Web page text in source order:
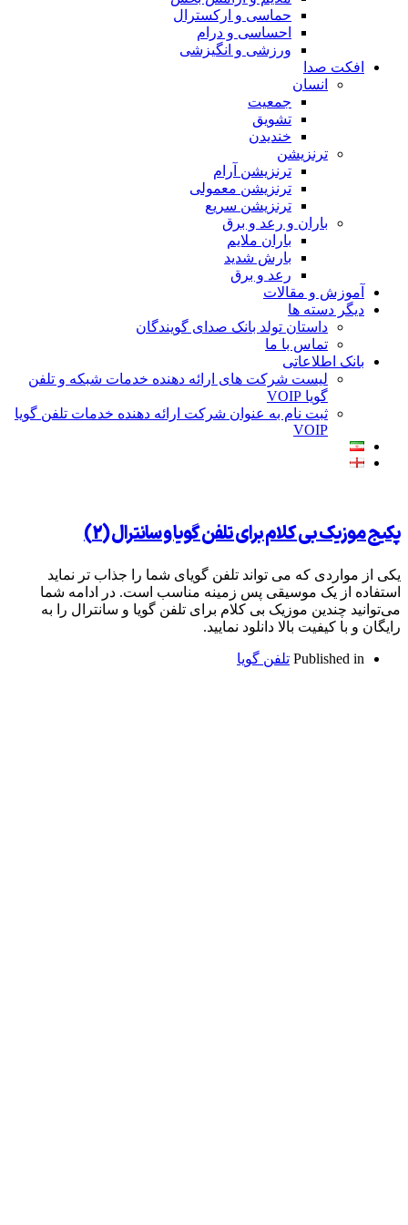
حماسی و ارکسترال
احساسی و درام
ورزشی و انگیزشی
صدا
ترنزیشن آرام
ترنزیشن معمولی
ترنزیشن سریع
باران و رعد و برق
باران ملایم
بارش شدید
رعد و برق
و مقالات
ها
داستان تولد بانک صدای گویندگان
تماس با ما
لیست شرکت های ارائه دهنده خدمات شبکه و تلفن
ثبت نام به عنوان شرکت ارائه دهنده خدمات تلفن گویا
کلام برای تلفن گویا و سانترال (2)
که می تواند تلفن گویای شما را جذاب تر نماید
یک موسیقی پس زمینه مناسب است. در ادامه شما
موزیک بی کلام برای تلفن گویا و سانترال را به
بالا دانلود نمایید.
تلفن گویا